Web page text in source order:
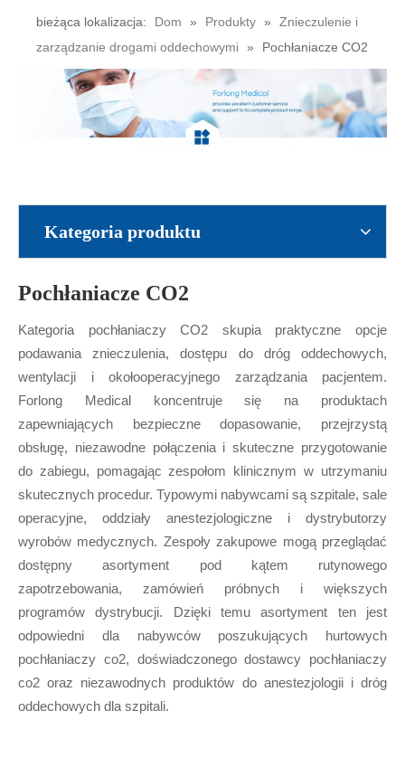
bieżąca lokalizacja: Dom » Produkty »
Znieczulenie i
zarządzanie drogami oddechowymi
» Pochłaniacze CO2
Kategoria produktu
Pochłaniacze CO2
Kategoria pochłaniaczy CO2 skupia praktyczne opcje
podawania znieczulenia, dostępu do dróg oddechowych,
wentylacji i okołooperacyjnego zarządzania pacjentem.
Forlong Medical koncentruje się na produktach
zapewniających bezpieczne dopasowanie, przejrzystą
obsługę, niezawodne połączenia i skuteczne przygotowanie
do zabiegu, pomagając zespołom klinicznym w utrzymaniu
skutecznych procedur. Typowymi nabywcami są szpitale, sale
operacyjne, oddziały anestezjologiczne i dystrybutorzy
wyrobów medycznych. Zespoły zakupowe mogą przeglądać
dostępny asortyment pod kątem rutynowego
zapotrzebowania, zamówień próbnych i większych
programów dystrybucji. Dzięki temu asortyment ten jest
odpowiedni dla nabywców poszukujących hurtowych
pochłaniaczy co2, doświadczonego dostawcy pochłaniaczy
co2 oraz niezawodnych produktów do anestezjologii i dróg
oddechowych dla szpitali.